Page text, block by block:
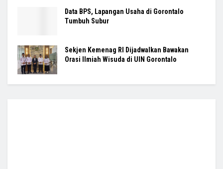
Data BPS, Lapangan Usaha di Gorontalo
Tumbuh Subur
Sekjen Kemenag RI Dijadwalkan Bawakan
Orasi Ilmiah Wisuda di UIN Gorontalo